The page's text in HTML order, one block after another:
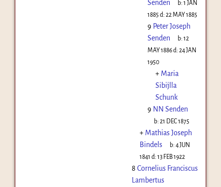
Senden b:1 JAN
1885 d: 22 MAY 1885
9 Peter Joseph
Senden
b:12
MAY 1886d: 24 JAN
1950
+ Maria
Sibijlla
Schunk
9 NN Senden
b:21 DEC 1875
+ Mathias Joseph
Bindels
b:4 JUN
1841 d: 13 FEB 1922
8 Cornelius Franciscus
Lambertus